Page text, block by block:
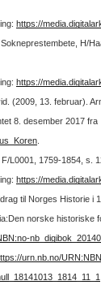
https://
H/
https://
(2009, 13. februar).
8. desember 2017 fra
L0001, 1759-1854, s.
https://
til Norges Historie i
norske historiske
urn.nb.no/